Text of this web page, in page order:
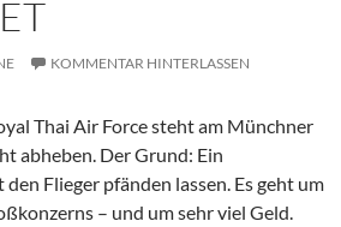
KOMMENTAR HINTERLASSEN
Thai Air Force steht am Münchner
abheben. Der Grund: Ein
Flieger pfänden lassen. Es geht um
– und um sehr viel Geld.